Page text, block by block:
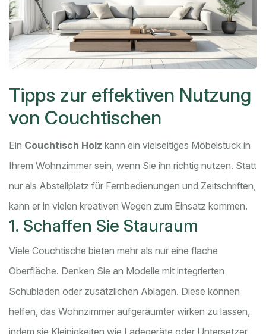
Tipps zur effektiven Nutzung
von Couchtischen
Ein Couchtisch Holz kann ein vielseitiges Möbelstück in
Ihrem Wohnzimmer sein, wenn Sie ihn richtig nutzen. Statt
nur als Abstellplatz für Fernbedienungen und Zeitschriften,
kann er in vielen kreativen Wegen zum Einsatz kommen.
1. Schaffen Sie Stauraum
Viele Couchtische bieten mehr als nur eine flache
Oberfläche. Denken Sie an Modelle mit integrierten
Schubladen oder zusätzlichen Ablagen. Diese können
helfen, das Wohnzimmer aufgeräumter wirken zu lassen,